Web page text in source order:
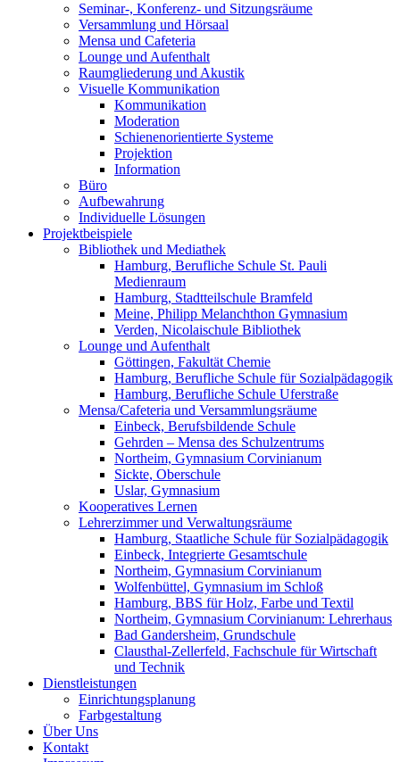
Seminar-, Konferenz- und Sitzungsräume
Versammlung und Hörsaal
Mensa und Cafeteria
Lounge und Aufenthalt
Raumgliederung und Akustik
Visuelle Kommunikation
Kommunikation
Moderation
Schienenorientierte Systeme
Projektion
Information
Büro
Aufbewahrung
Individuelle Lösungen
Projektbeispiele
Bibliothek und Mediathek
Hamburg, Berufliche Schule St. Pauli
Medienraum
Hamburg, Stadtteilschule Bramfeld
Meine, Philipp Melanchthon Gymnasium
Verden, Nicolaischule Bibliothek
Lounge und Aufenthalt
Göttingen, Fakultät Chemie
Hamburg, Berufliche Schule für Sozialpädagogik
Hamburg, Berufliche Schule Uferstraße
Mensa/Cafeteria und Versammlungsräume
Einbeck, Berufsbildende Schule
Gehrden – Mensa des Schulzentrums
Northeim, Gymnasium Corvinianum
Sickte, Oberschule
Uslar, Gymnasium
Kooperatives Lernen
Lehrerzimmer und Verwaltungsräume
Hamburg, Staatliche Schule für Sozialpädagogik
Einbeck, Integrierte Gesamtschule
Northeim, Gymnasium Corvinianum
Wolfenbüttel, Gymnasium im Schloß
Hamburg, BBS für Holz, Farbe und Textil
Northeim, Gymnasium Corvinianum: Lehrerhaus
Bad Gandersheim, Grundschule
Clausthal-Zellerfeld, Fachschule für Wirtschaft
und Technik
Dienstleistungen
Einrichtungsplanung
Farbgestaltung
Über Uns
Kontakt